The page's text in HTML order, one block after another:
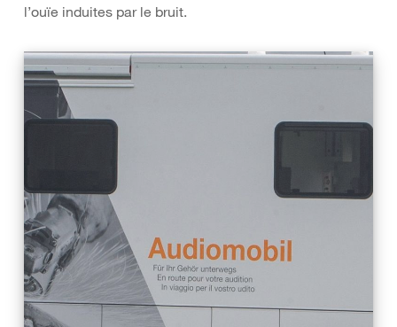
l’ouïe induites par le bruit.